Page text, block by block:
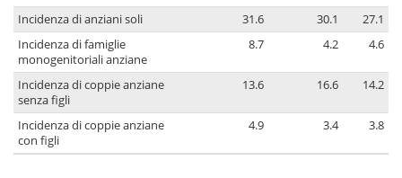
Incidenza di anziani soli 31.6 30.1
27.1
Incidenza di famiglie
monogenitoriali anziane
8.7 4.2 4.6
Incidenza di coppie anziane
senza figli
13.6 16.6 14.2
Incidenza di coppie anziane
con figli
4.9 3.4 3.8